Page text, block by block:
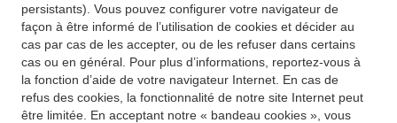
persistants). Vous pouvez configurer votre navigateur de
façon à être informé de l’utilisation de cookies et décider au
cas par cas de les accepter, ou de les refuser dans certains
cas ou en général. Pour plus d’informations, reportez-vous à
la fonction d’aide de votre navigateur Internet. En cas de
refus des cookies, la fonctionnalité de notre site Internet peut
être limitée. En acceptant notre « bandeau cookies », vous